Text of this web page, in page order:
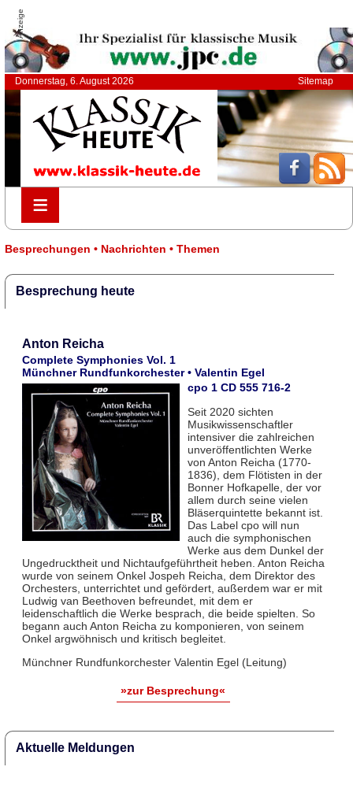
Anzeige
Donnerstag, 6. August 2026 Sitemap
≡
≡
Besprechungen • Nachrichten • Themen
Besprechung heute
Anton Reicha
Complete Symphonies Vol. 1
Münchner Rundfunkorchester • Valentin Egel
cpo 1 CD 555 716-2
Seit 2020 sichten
Musikwissenschaftler
intensiver die zahlreichen
unveröffentlichten Werke
von Anton Reicha (1770-
1836), dem Flötisten in der
Bonner Hofkapelle, der vor
allem durch seine vielen
Bläserquintette bekannt ist.
Das Label cpo will nun
auch die symphonischen
Werke aus dem Dunkel der
Ungedrucktheit und Nichtaufgeführtheit heben. Anton Reicha
wurde von seinem Onkel Jospeh Reicha, dem Direktor des
Orchesters, unterrichtet und gefördert, außerdem war er mit
Ludwig van Beethoven befreundet, mit dem er
leidenschaftlich die Werke besprach, die beide spielten. So
begann auch Anton Reicha zu komponieren, von seinem
Onkel argwöhnisch und kritisch begleitet.
Münchner Rundfunkorchester Valentin Egel (Leitung)
»zur Besprechung«
Aktuelle Meldungen